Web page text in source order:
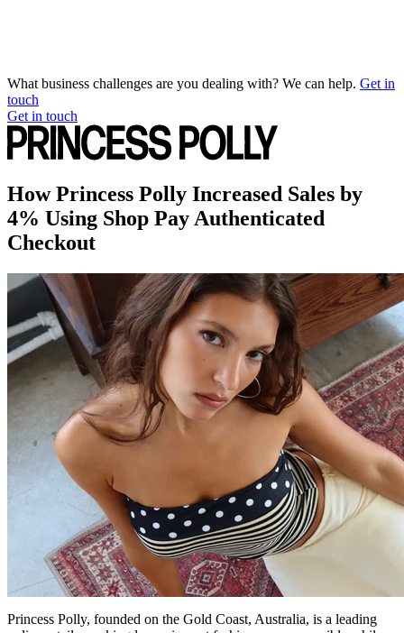
What business challenges are you dealing with? We can help. Get in
touch
Get in touch
How Princess Polly Increased Sales by
4% Using Shop Pay Authenticated
Checkout
Princess Polly, founded on the Gold Coast, Australia, is a leading